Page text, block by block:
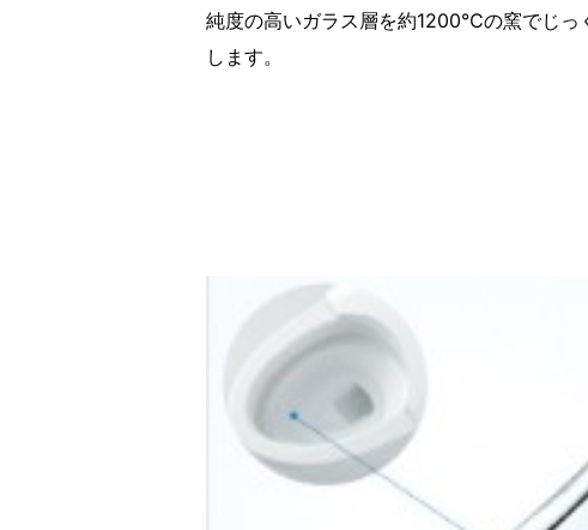
純度の高いガラス層を約1200℃の窯でじっ
します。